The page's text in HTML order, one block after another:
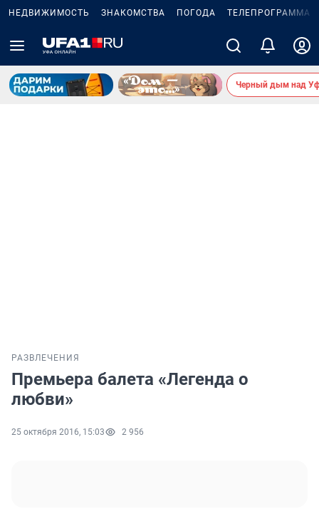
НЕДВИЖИМОСТЬ ЗНАКОМСТВА ПОГОДА ТЕЛЕПРОГРАММА
Черный дым над
РАЗВЛЕЧЕНИЯ
Премьера балета «Легенда о
любви»
25 октября 2016, 15:03 2 956